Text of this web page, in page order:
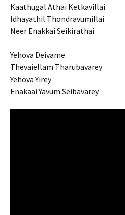
Kaathugal Athai Ketkavillai
Idhayathil Thondravumillai
Neer Enakkai Seikirathai
Yehova Deivame
Thevaiellam Tharubavarey
Yehova Yirey
Enakaai Yavum Seibavarey